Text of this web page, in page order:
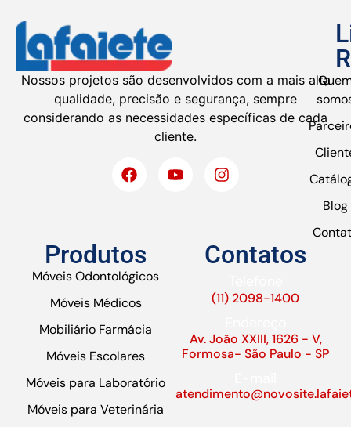
Nossos projetos são desenvolvidos com a mais alta
qualidade, precisão e segurança, sempre
considerando as necessidades específicas de cada
cliente.
Blog
Produtos
Móveis Odontológicos
Móveis Médicos
Mobiliário Farmácia
Móveis Escolares
Móveis para Laboratório
Móveis para Veterinária
Contatos
(11) 2098-1400
Av. João XXIII, 1626 - V,
Formosa- São Paulo - SP